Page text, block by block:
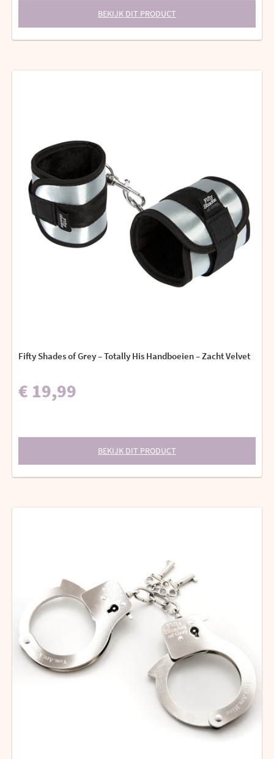
BEKIJK DIT PRODUCT
Fifty Shades of Grey – Totally His Handboeien – Zacht Velvet
€ 19,99
BEKIJK DIT PRODUCT